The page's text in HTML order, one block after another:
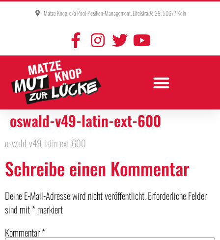
Matze Knop, c/o Pool-Position-Management, Eifelstraße 29, 50677 Köln
oswald-v49-latin-ext-600
oswald-v49-latin-ext-600
Schreibe einen Kommentar
Deine E-Mail-Adresse wird nicht veröffentlicht.Erforderliche Felder
sind mit*markiert
Kommentar*